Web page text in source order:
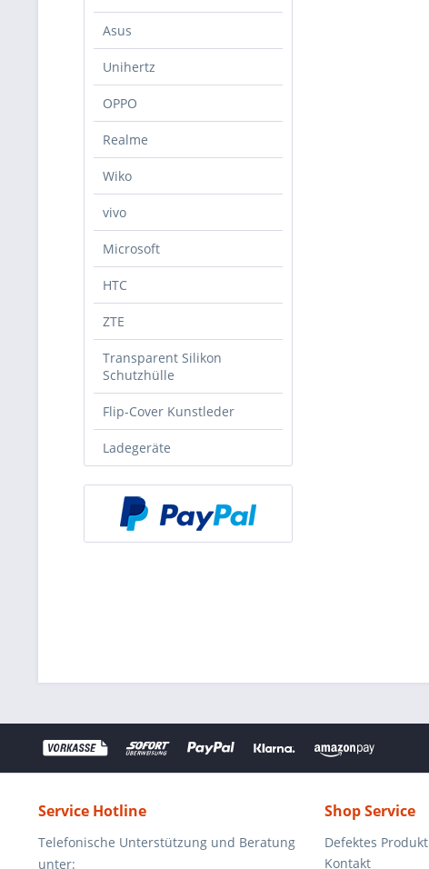
Asus
Unihertz
OPPO
Realme
Wiko
vivo
Microsoft
HTC
ZTE
Transparent Silikon
Schutzhülle
Flip-Cover Kunstleder
Ladegeräte
Service Hotline
Telefonische Unterstützung und Beratung
unter:
Shop Service
Defektes Produkt
Kontakt